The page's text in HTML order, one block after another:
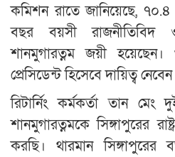
কমিশন রাতে জানিয়েছে,
বছর বয়সী রাজনীতিবিদ
শানমুগারত্নম জয়ী হয়েছেন।
প্রেসিডেন্ট হিসেবে দায়িত্ব
রিটার্নিং কর্মকর্তা তান
শানমুগারত্নমকে সিঙ্গাপুরের
করছি। থারমান সিঙ্গাপুরের